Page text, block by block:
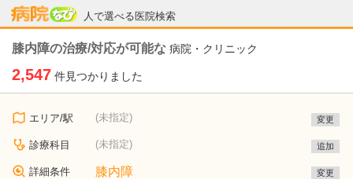
人で選べる医院検索
病院なび
膝内障の治療/対応が可能な 病院・クリニック
2,547 件見つかりました
エリア/駅 (未指定) 変更
診療科目 (未指定) 追加
詳細条件 膝内障 変更